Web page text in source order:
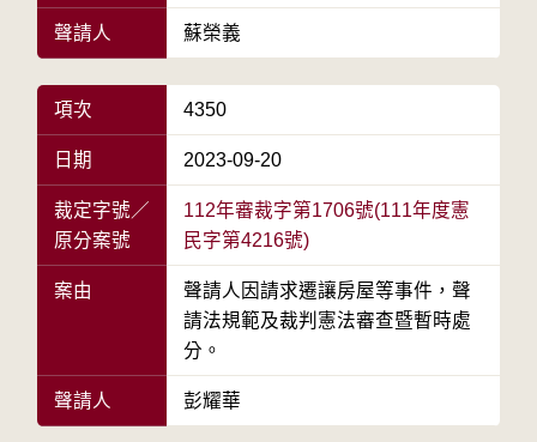
聲請人 蘇榮義
項次 4350
日期 2023-09-20
裁定字號／
原分案號
112年審裁字第1706號(111年度憲
民字第4216號)
案由
聲請人因請求遷讓房屋等事件，聲
請法規範及裁判憲法審查暨暫時處
分。
聲請人 彭耀華